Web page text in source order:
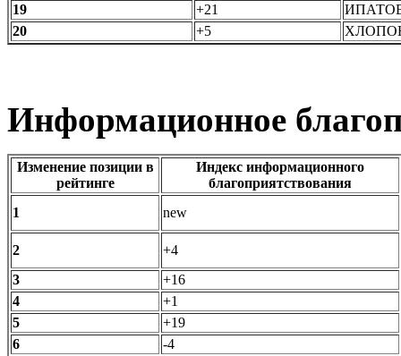
19
+21
ИПАТОВ
20
+5
Информационное
Изменение позиции в
рейтинге
Индекс информационного
благоприятствования
1
new
2
+4
3
+16
4
+1
5
+19
6
-4